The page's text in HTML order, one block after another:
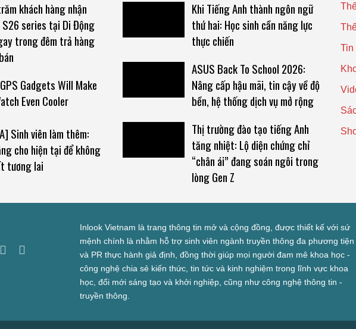
khách hàng nhận
S26 series tại Di Động
trong đêm trả hàng
Gadgets Will Make
Even Cooler
Sinh viên làm thêm:
cho hiện tại để không
tương lai
Khi Tiếng Anh thành ngôn ngữ
thứ hai: Học sinh cần năng lực
thực chiến
ASUS Back To School 2026:
Nâng cấp hậu mãi, tin cậy về độ
bền, hệ thống dịch vụ mở rộng
Thị trường đào tạo tiếng Anh
tăng nhiệt: Lộ diện chứng chỉ
“chân ái” đang soán ngôi trong
lòng Gen Z
Tin
Inlook Vietnam là trang thông tin mở và cộng đồng, được thiết kế với sứ
mệnh chính là nhằm hỗ trợ sinh viên ngành truyền thông đa phương tiện
và PR thực hành giả định, đồng thời giúp mọi người đam mê khoa học -
công nghệ chia sẻ kiến thức, tin tức và kinh nghiệm trong lĩnh vực khoa
học, đổi mới sáng tạo và khởi nghiệp, cũng như công nghệ thông tin -
truyền thông.